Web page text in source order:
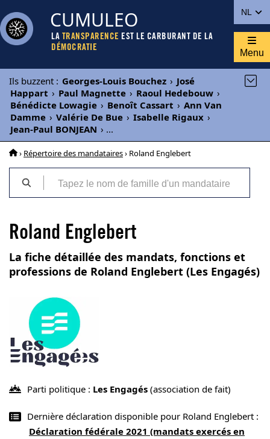
NL
CUMULEO
LA TRANSPARENCE EST LE CARBURANT DE LA
DÉMOCRATIE
Menu
Ils buzzent : Georges-Louis Bouchez › José
Happart › Paul Magnette › Raoul Hedebouw ›
Bénédicte Lowagie › Benoît Cassart › Ann Van
Damme › Valérie De Bue › Isabelle Rigaux ›
Jean-Paul BONJEAN › ...
› Répertoire des mandataires› Roland Englebert
Roland Englebert
La fiche détaillée des mandats, fonctions et
professions de Roland Englebert (Les Engagés)
Parti politique : Les Engagés (association de fait)
Dernière déclaration disponible pour Roland Englebert :
Déclaration fédérale 2021 (mandats exercés en